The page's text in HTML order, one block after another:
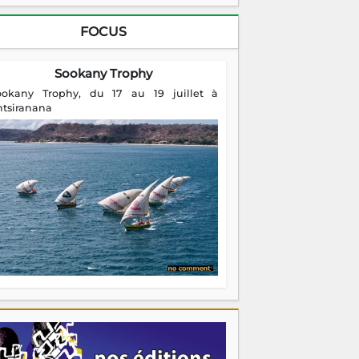
FOCUS
Sookany Trophy
Trophy, du 17 au 19 juillet à